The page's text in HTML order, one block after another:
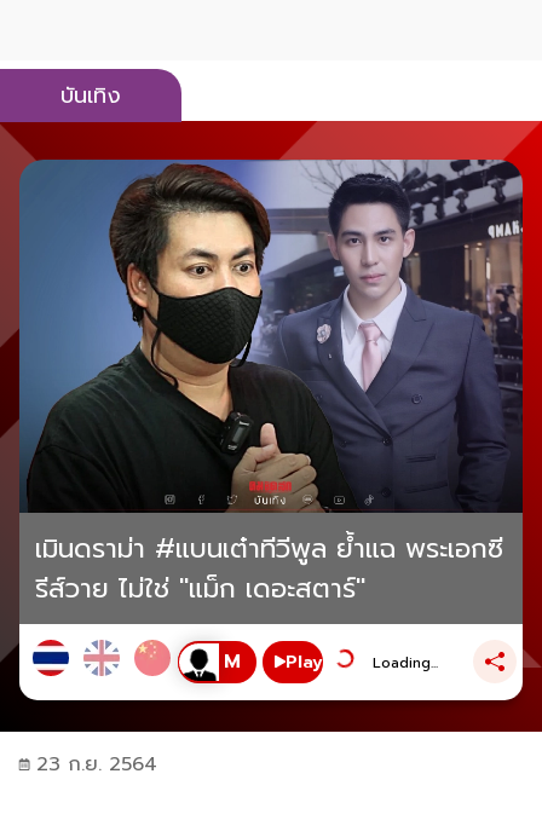
บันเทิง
เมินดราม่า #แบนเต๋าทีวีพูล ย้ำแฉ พระเอกซี
รีส์วาย ไม่ใช่ "แม็ก เดอะสตาร์"
Play Loading...
23 ก.ย. 2564